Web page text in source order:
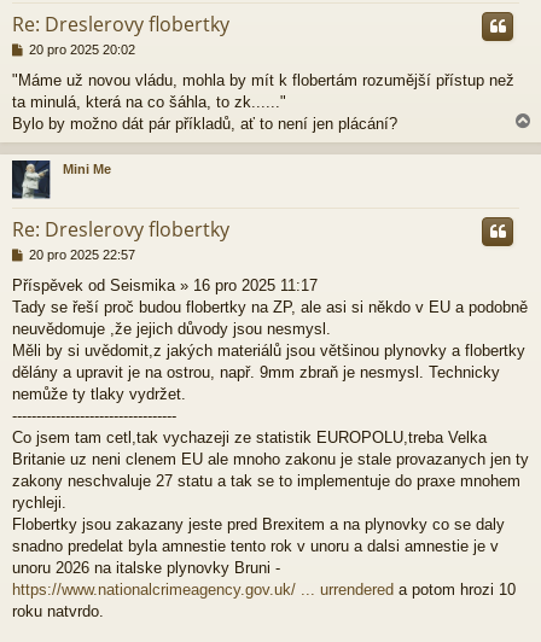
Re: Dreslerovy flobertky
P
í
s
p
v
e
k
20 pro 2025 20:02
"Máme už novou vládu, mohla by mít k flobertám rozumější přístup než
ta minulá, která na co šáhla, to zk......"
Bylo by možno dát pár příkladů, ať to není jen plácání?
a
h
Mini Me
Re: Dreslerovy flobertky
P
í
s
p
ě
v
e
k
20 pro 2025 22:57
Příspěvek od Seismika » 16 pro 2025 11:17
Tady se řeší proč budou flobertky na ZP, ale asi si někdo v EU a podobně
neuvědomuje ,že jejich důvody jsou nesmysl.
Měli by si uvědomit,z jakých materiálů jsou většinou plynovky a flobertky
dělány a upravit je na ostrou, např. 9mm zbraň je nesmysl. Technicky
nemůže ty tlaky vydržet.
----------------------------------
Co jsem tam cetl,tak vychazeji ze statistik EUROPOLU,treba Velka
Britanie uz neni clenem EU ale mnoho zakonu je stale provazanych jen ty
zakony neschvaluje 27 statu a tak se to implementuje do praxe mnohem
rychleji.
Flobertky jsou zakazany jeste pred Brexitem a na plynovky co se daly
snadno predelat byla amnestie tento rok v unoru a dalsi amnestie je v
unoru 2026 na italske plynovky Bruni -
https://www.nationalcrimeagency.gov.uk/ ... urrendered a potom hrozi 10
roku natvrdo.